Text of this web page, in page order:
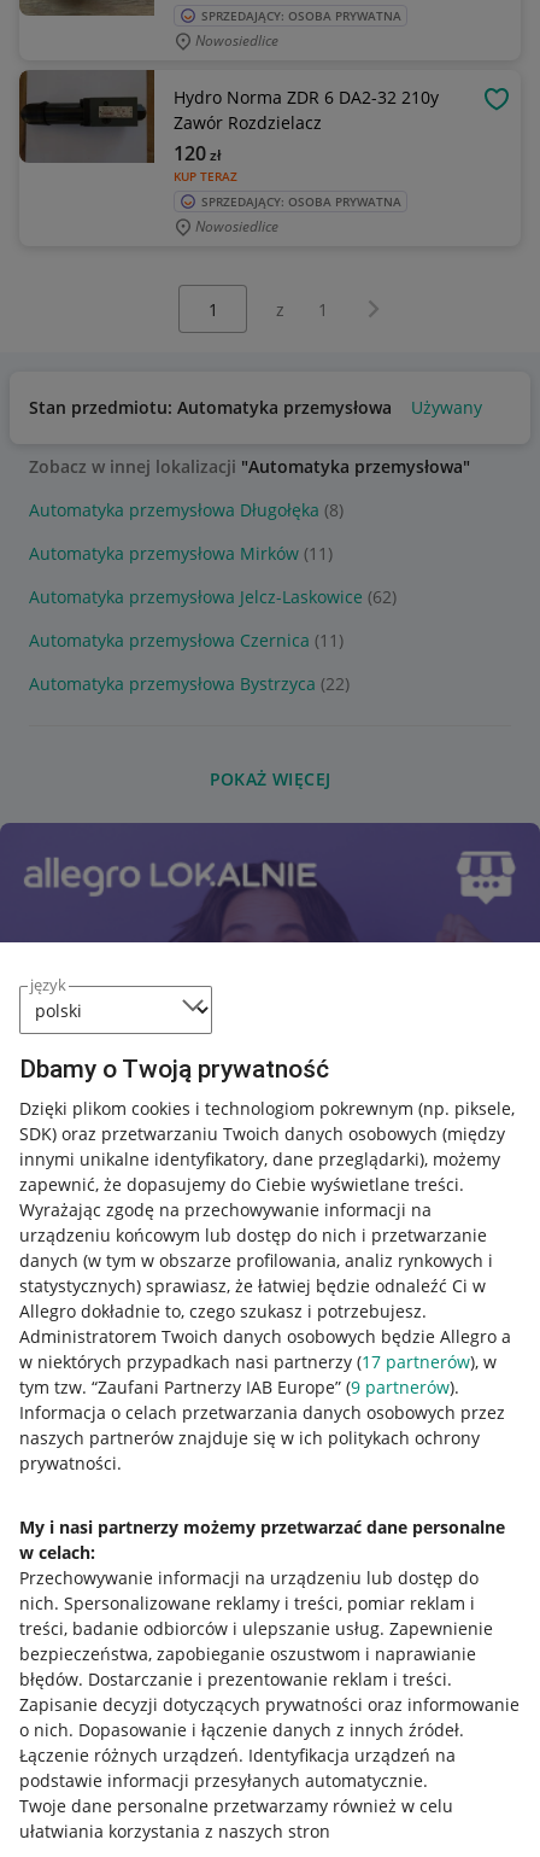
język
Dbamy o Twoją prywatność
Dzięki plikom cookies i technologiom pokrewnym (np. piksele,
SDK) oraz przetwarzaniu Twoich danych osobowych (między
innymi unikalne identyfikatory, dane przeglądarki), możemy
zapewnić, że dopasujemy do Ciebie wyświetlane treści.
Wyrażając zgodę na przechowywanie informacji na
urządzeniu końcowym lub dostęp do nich i przetwarzanie
danych (w tym w obszarze profilowania, analiz rynkowych i
statystycznych) sprawiasz, że łatwiej będzie odnaleźć Ci w
Allegro dokładnie to, czego szukasz i potrzebujesz.
Administratorem Twoich danych osobowych będzie Allegro a
w niektórych przypadkach nasi partnerzy (17 partnerów), w
tym tzw. “Zaufani Partnerzy IAB Europe” (9 partnerów).
Informacja o celach przetwarzania danych osobowych przez
naszych partnerów znajduje się w ich politykach ochrony
prywatności.
My i nasi partnerzy możemy przetwarzać dane personalne
w celach:
Przechowywanie informacji na urządzeniu lub dostęp do
nich. Spersonalizowane reklamy i treści, pomiar reklam i
treści, badanie odbiorców i ulepszanie usług. Zapewnienie
bezpieczeństwa, zapobieganie oszustwom i naprawianie
błędów. Dostarczanie i prezentowanie reklam i treści.
Zapisanie decyzji dotyczących prywatności oraz informowanie
o nich. Dopasowanie i łączenie danych z innych źródeł.
Łączenie różnych urządzeń. Identyfikacja urządzeń na
podstawie informacji przesyłanych automatycznie.
Twoje dane personalne przetwarzamy również w celu
ułatwiania korzystania z naszych stron
SPRZEDAJĄCY: OSOBA PRYWATNA
Nowosiedlice
Hydro Norma ZDR 6 DA2-32 210y
Zawór Rozdzielacz
KUP TERAZ
120zł
SPRZEDAJĄCY: OSOBA PRYWATNA
Nowosiedlice
z 1 Następna strona
Stan przedmiotu: Automatyka przemysłowa Używany
Zobacz w innej lokalizacji "Automatyka przemysłowa"
Automatyka przemysłowa Długołęka (8)
Automatyka przemysłowa Mirków (11)
Automatyka przemysłowa Jelcz-Laskowice (62)
Automatyka przemysłowa Czernica (11)
Automatyka przemysłowa Bystrzyca (22)
POKAŻ WIĘCEJ
Przydatne informacje
Jak to działa
Napisz do nas
Allegro Gadane dla sprzedających
Mapa miejscowości
Informacje prawne
Regulamin
Polityka plików "cookies"
Ustawienia plików "cookies"
Udostępnianie lokalizacji
Informacje dla Aktu o Usługach Cyfrowych